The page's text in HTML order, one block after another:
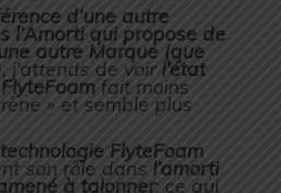
d’une autre
l’Amorti qui propose de
autre Marque (que
, j’attends de voir l’état
FlyteFoam fait moins
» et semble plus
FlyteFoam
son rôle dans l’amorti
à talonner: ce qui